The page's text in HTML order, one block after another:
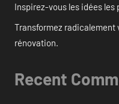
Inspirez-vous les idées les
Transformez radicalement
rénovation.
Recent